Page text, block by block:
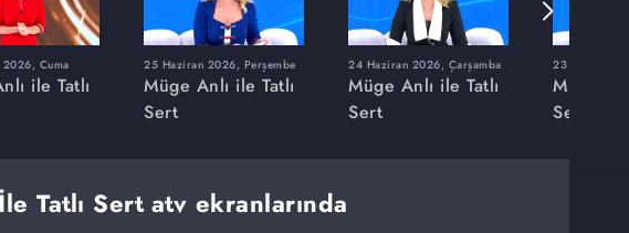
Cuma
ile Tatlı
25 Haziran 2026, Perşembe
Müge Anlı ile Tatlı
Sert
24 Haziran 2026, Çarşamba
Müge Anlı ile Tatlı
Sert
23 Haziran
Müge
Sert
Tatlı Sert atv ekranlarında